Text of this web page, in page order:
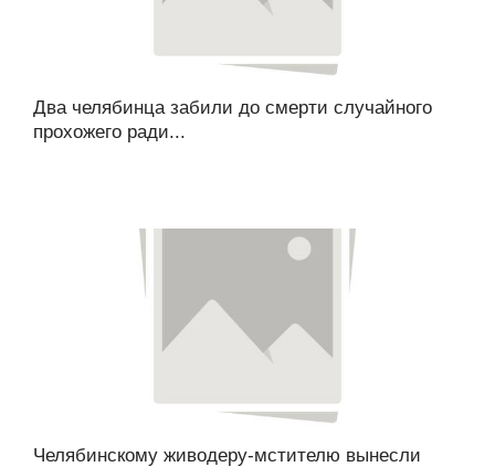
Два челябинца забили до смерти случайного
прохожего ради...
Челябинскому живодеру-мстителю вынесли